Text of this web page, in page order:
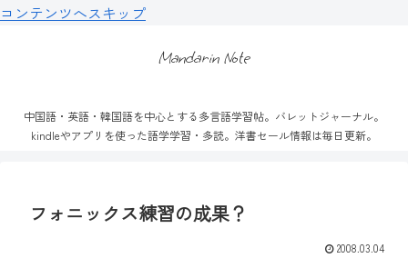
コンテンツへスキップ
Mandarin Note
中国語・英語・韓国語を中心とする多言語学習帖。バレットジャーナル。
kindleやアプリを使った語学学習・多読。洋書セール情報は毎日更新。
フォニックス練習の成果？
2008.03.04